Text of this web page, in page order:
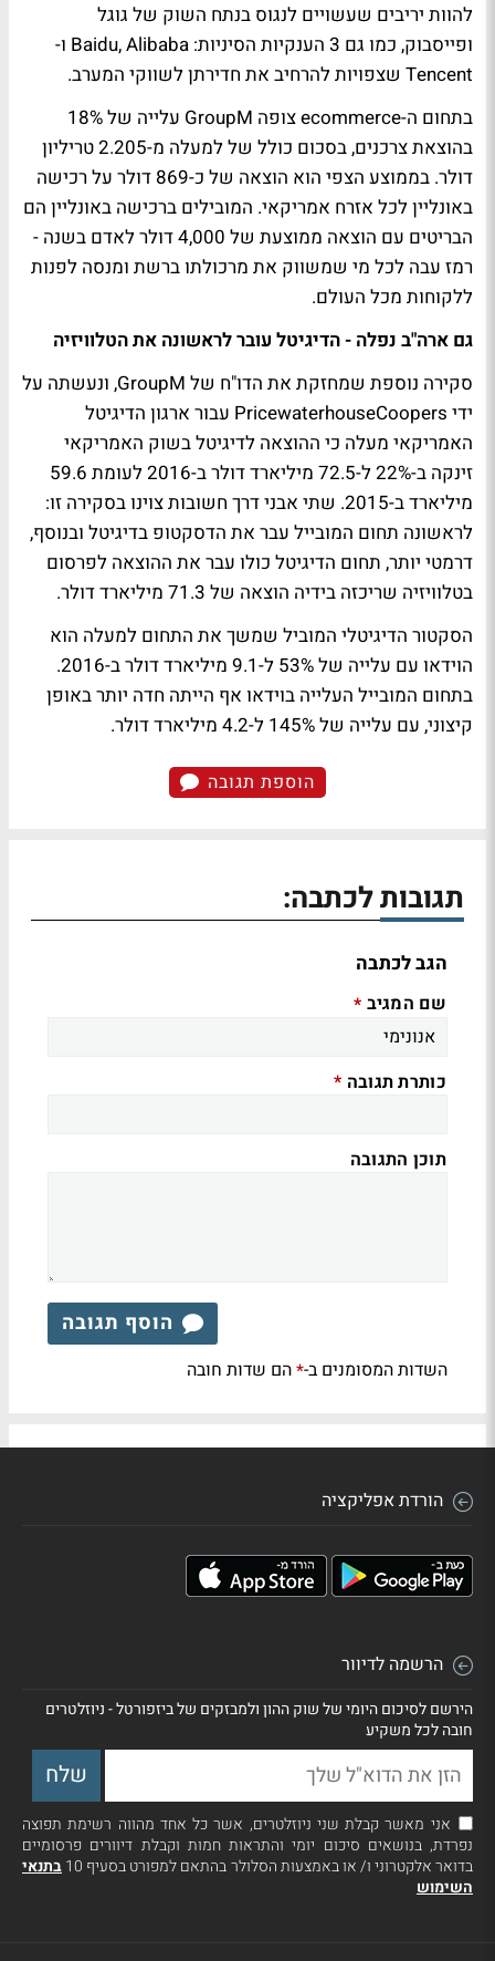
להוות יריבים שעשויים לנגוס בנתח השוק של גוגל
ופייסבוק, כמו גם 3 הענקיות הסיניות: Baidu, Alibaba ו-
Tencent שצפויות להרחיב את חדירתן לשווקי המערב.
בתחום ה-ecommerce צופה GroupM עלייה של 18%
בהוצאת צרכנים, בסכום כולל של למעלה מ-2.205 טריליון
דולר. בממוצע הצפי הוא הוצאה של כ-869 דולר על רכישה
באונליין לכל אזרח אמריקאי. המובילים ברכישה באונליין הם
הבריטים עם הוצאה ממוצעת של 4,000 דולר לאדם בשנה -
רמז עבה לכל מי שמשווק את מרכולתו ברשת ומנסה לפנות
ללקוחות מכל העולם.
גם ארה"ב נפלה - הדיגיטל עובר לראשונה את הטלוויזיה
סקירה נוספת שמחזקת את הדו"ח של GroupM, ונעשתה על
ידי PricewaterhouseCoopers עבור ארגון הדיגיטל
האמריקאי מעלה כי ההוצאה לדיגיטל בשוק האמריקאי
זינקה ב-22% ל-72.5 מיליארד דולר ב-2016 לעומת 59.6
מיליארד ב-2015. שתי אבני דרך חשובות צוינו בסקירה זו:
לראשונה תחום המובייל עבר את הדסקטופ בדיגיטל ובנוסף,
דרמטי יותר, תחום הדיגיטל כולו עבר את ההוצאה לפרסום
בטלוויזיה שריכזה בידיה הוצאה של 71.3 מיליארד דולר.
הסקטור הדיגיטלי המוביל שמשך את התחום למעלה הוא
הוידאו עם עלייה של 53% ל-9.1 מיליארד דולר ב-2016.
בתחום המובייל העלייה בוידאו אף הייתה חדה יותר באופן
קיצוני, עם עלייה של 145% ל-4.2 מיליארד דולר.
הוספת תגובה
תגובות לכתבה:
הגב לכתבה
שם המגיב *
כותרת תגובה *
תוכן התגובה
הוסף תגובה
השדות המסומנים ב-*הם שדות חובה
הורדת אפליקציה
הרשמה לדיוור
הירשם לסיכום היומי של שוק ההון ולמבזקים של ביזפורטל - ניוזלטרים
חובה לכל משקיע
אני מאשר קבלת שני ניוזלטרים, אשר כל אחד מהווה רשימת תפוצה
נפרדת, בנושאים סיכום יומי והתראות חמות וקבלת דיוורים פרסומיים
בדואר אלקטרוני ו/ או באמצעות הסלולר בהתאם למפורט בסעיף 10
בתנאי
השימוש